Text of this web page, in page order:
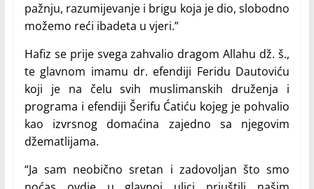
pažnju, razumijevanje i brigu koja je dio, slobodno
možemo reći ibadeta u vjeri.”
Hafiz se prije svega zahvalio dragom Allahu dž. š.,
te glavnom imamu dr. efendiji Feridu Dautoviću
koji je na čelu svih muslimanskih druženja i
programa i efendiji Šerifu Ćatiću kojeg je pohvalio
kao izvrsnog domaćina zajedno sa njegovim
džematlijama.
“Ja sam neobično sretan i zadovoljan što smo